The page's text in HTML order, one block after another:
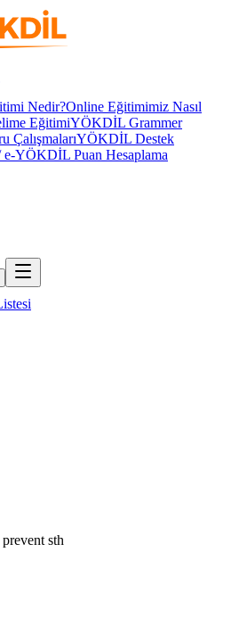
Nedir?Online Eğitimimiz Nasıl
EğitimiYÖKDİL Grammer
ÇalışmalarıYÖKDİL Destek
YÖKDİL Puan Hesaplama
sth